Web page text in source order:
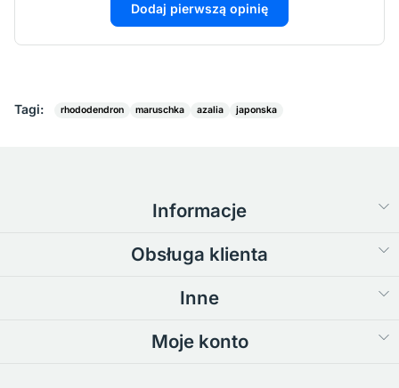
Dodaj pierwszą opinię
Tagi: rhododendron maruschka azalia japonska
Informacje
Obsługa klienta
Inne
Moje konto